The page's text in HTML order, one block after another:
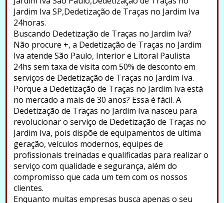
Jardim Iva SP,Dedetização de Traças no Jardim Iva
24horas.
Buscando Dedetização de Traças no Jardim Iva?
Não procure +, a Dedetização de Traças no Jardim
Iva atende São Paulo, Interior e Litoral Paulista
24hs sem taxa de visita com 50% de desconto em
serviços de Dedetização de Traças no Jardim Iva.
Porque a Dedetização de Traças no Jardim Iva está
no mercado a mais de 30 anos? Essa é fácil. A
Dedetização de Traças no Jardim Iva nasceu para
revolucionar o serviço de Dedetização de Traças no
Jardim Iva, pois dispõe de equipamentos de ultima
geração, veículos modernos, equipes de
profissionais treinadas e qualificadas para realizar o
serviço com qualidade e segurança, além do
compromisso que cada um tem com os nossos
clientes.
Enquanto muitas empresas busca apenas o seu